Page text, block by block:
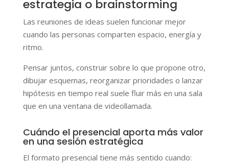
estrategia o brainstorming
Las reuniones de ideas suelen funcionar mejor
cuando las personas comparten espacio, energía y
ritmo.
Pensar juntos, construir sobre lo que propone otro,
dibujar esquemas, reorganizar prioridades o lanzar
hipótesis en tiempo real suele fluir más en una sala
que en una ventana de videollamada.
Cuándo el presencial aporta más valor
en una sesión estratégica
El formato presencial tiene más sentido cuando: